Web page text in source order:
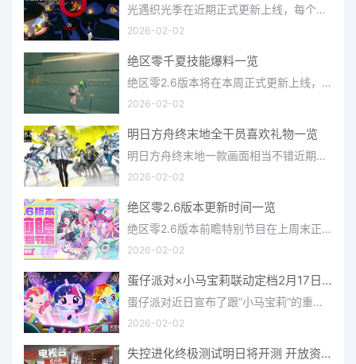
光遇织光季在近期正式更新上线，每个季节都有着许多全新内容和资讯可以让你来体验，不少刚体验的小伙伴想要知道
2026-02-02
绝区零千夏技能爆料一览
绝区零2.6版本将在本周正式更新上线，上周的前瞻直播官方给玩家们带来关于最新版本的卡池信息和相关活动内容，
2026-02-02
明日方舟终末地全干员喜欢礼物一览
明日方舟终末地一款画面相当不错近期非常火爆的大型二次元冒险游戏，这里有相当多好看的干员可以让你来抽取并
2026-02-02
绝区零2.6版本更新时间一览
绝区零2.6版本前瞻特别节目在上周末正式播出，官方给玩家们带来了许多关于最新版本的相关资讯和上线时间，不少
2026-02-02
蛋仔派对×小马宝莉联动定档2月17日 联动外观将登场
蛋仔派对近日宣布了跟“小马宝莉”的重磅联动！并且时间定档在了2月17日，此次联动将会上新很多外观，各种小马宝
2026-02-02
失控进化终极测试明日将开测 开放资格预下载已开启